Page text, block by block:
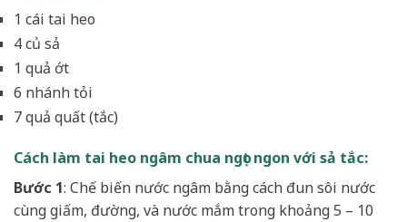
1 cái tai heo
4 củ sả
1 quả ớt
6 nhánh tỏi
7 quả quất (tắc)
Cách làm tai heo ngâm chua ngọt ngon với sả tắc:
Bước 1: Chế biến nước ngâm bằng cách đun sôi nước
cùng giấm, đường, và nước mắm trong khoảng 5 – 10